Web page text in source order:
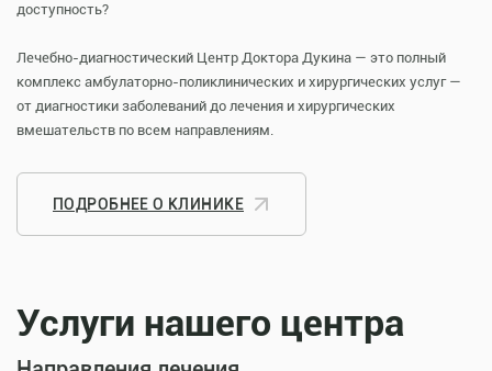
доступность?
Лечебно-диагностический Центр Доктора Дукина — это полный
комплекс амбулаторно-поликлинических и хирургических услуг —
от диагностики заболеваний до лечения и хирургических
вмешательств по всем направлениям.
ПОДРОБНЕЕ О КЛИНИКЕ
Услуги нашего центра